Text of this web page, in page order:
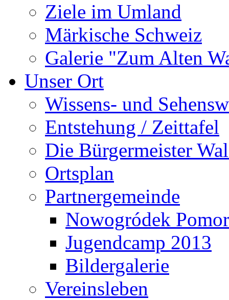
Ziele im Umland
Märkische Schweiz
Galerie "Zum Alten
Unser Ort
Wissens- und
Entstehung / Zeittafel
Die Bürgermeister
Ortsplan
Partnergemeinde
Nowogródek
Jugendcamp 2013
Bildergalerie
Vereinsleben